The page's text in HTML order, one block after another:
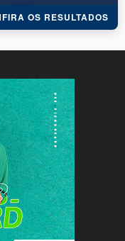
OS RESULTADOS